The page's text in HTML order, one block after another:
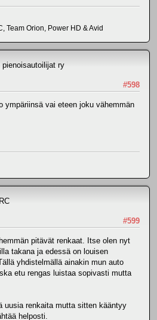
Team Orion, Power HD & Avid
pienoisautoilijat ry
#598
ympäriinsä vai eteen joku vähemmän
#599
pitävät renkaat. Itse olen nyt
takana ja edessä on louisen
yhdistelmällä ainakin mun auto
etu rengas luistaa sopivasti mutta
uusia renkaita mutta sitten kääntyy
helposti.